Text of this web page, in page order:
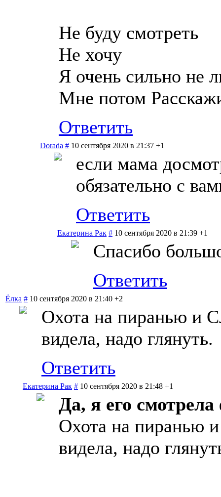
Не буду смотреть
Не хочу
Я очень сильно не
Мне потом
Ответить
Dorada # 10 сентября 2020 в 21:37 +1
если мама
обязательно с
Ответить
Екатерина Рак # 10 сентября 2020 в 21:39 +1
Спасибо
Ответить
Ёлка # 10 сентября 2020 в 21:40 +2
Охота на пиранью и
видела, надо глянуть.
Ответить
Екатерина Рак # 10 сентября 2020 в 21:48 +1
Да, я его
Охота на пиранью
видела, надо